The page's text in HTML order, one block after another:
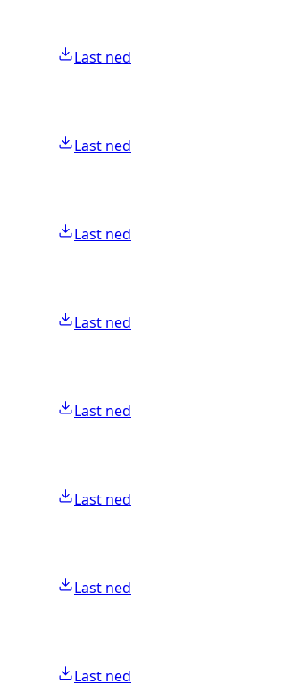
Last ned
Last ned
Last ned
Last ned
Last ned
Last ned
Last ned
Last ned